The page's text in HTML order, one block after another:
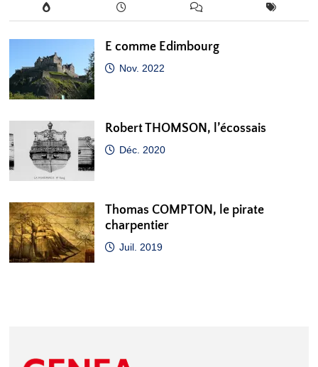
E comme Edimbourg
Nov. 2022
Robert THOMSON, l’écossais
Déc. 2020
Thomas COMPTON, le pirate
charpentier
Juil. 2019